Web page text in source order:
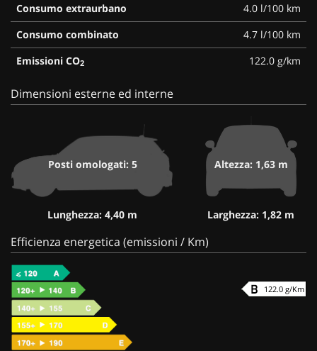
Consumo extraurbano
4.0 l/100 km
Consumo combinato
4.7 l/100 km
Emissioni CO2 122.0 g/km
Dimensioni esterne ed interne
Posti omologati: 5
Lunghezza: 4,40 m
Altezza: 1,63 m
Larghezza: 1,82 m
Efficienza energetica (emissioni / Km)
122.0 g/Km